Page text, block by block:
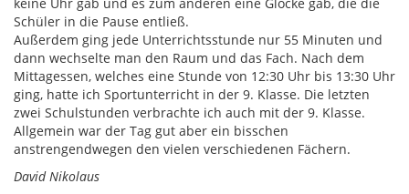
Schüler in die Pause entließ.
Außerdem ging jede Unterrichtsstunde nur 55 Minuten und
dann wechselte man den Raum und das Fach. Nach dem
Mittagessen, welches eine Stunde von 12:30 Uhr bis 13:30 Uhr
ging, hatte ich Sportunterricht in der 9. Klasse. Die letzten
zwei Schulstunden verbrachte ich auch mit der 9. Klasse.
Allgemein war der Tag gut aber ein bisschen
anstrengendwegen den vielen verschiedenen Fächern.
David Nikolaus